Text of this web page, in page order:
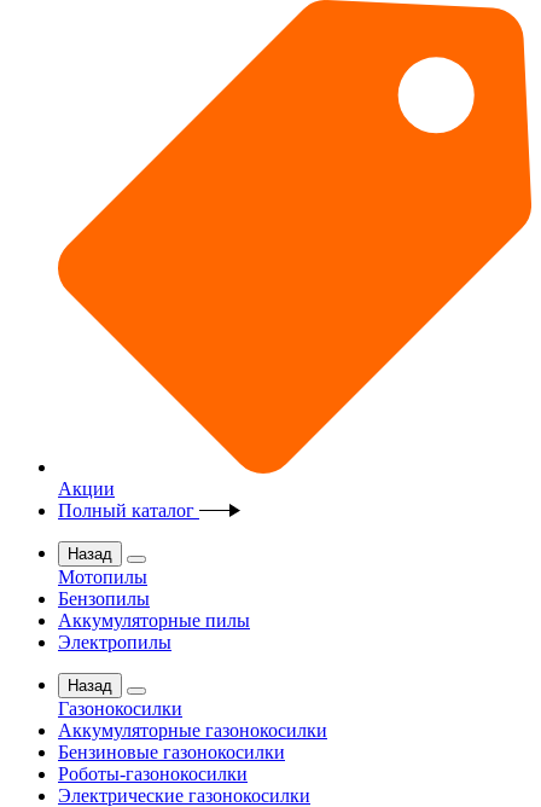
Акции
Полный каталог
Назад
Мотопилы
Бензопилы
Аккумуляторные пилы
Электропилы
Назад
Газонокосилки
Аккумуляторные газонокосилки
Бензиновые газонокосилки
Роботы-газонокосилки
Электрические газонокосилки